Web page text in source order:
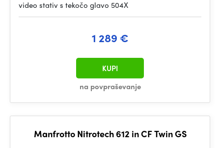
video stativ s tekočo glavo 504X
1 289 €
na povpraševanje
KUPI
Manfrotto Nitrotech 612 in CF Twin GS